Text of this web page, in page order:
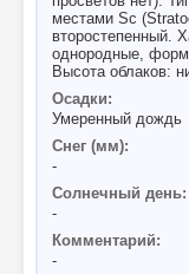
местами Sc
второстепенный.
однородные,
Высота облаков:
Осадки:
Умеренный дождь
Снег (мм):
-
Солнечный день:
-
Комментарий:
-